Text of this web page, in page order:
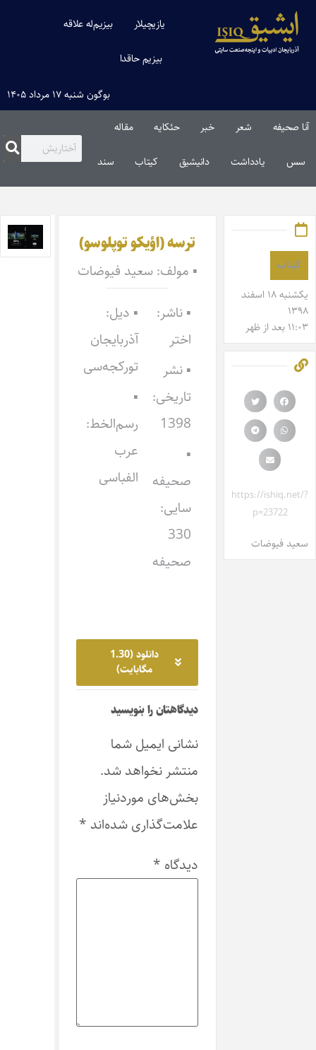
یازیچیلار بیزیم‌له علاقه
بیزیم حاقدا
بوگون شنبه ۱۷ مرداد ۱۴۰۵
آنا صحیفه شعر خبر حئکایه مقاله‌
سس یادداشت دانیشیق کیتاب سند
کیتاب
یکشنبه ۱۸ اسفند
۱۳۹۸
۱۱:۰۳ بعد از ظهر
https://ishiq.net/?
p=23722
سعید فیوضات
ترسه (اؤیکو توپلوسو)
▪ مولف: سعید فیوضات
▪ ناشر:
اختر
▪ نشر
تاریخی:
1398
▪
صحیفه
سایی:
330
صحیفه
▪ دیل:
آذربایجان
تورکجه‌سی
▪
رسم‌الخط:
عرب
الفباسی
دانلود (1.30
مگابایت)
دیدگاهتان را بنویسید
نشانی ایمیل شما
منتشر نخواهد شد.
بخش‌های موردنیاز
علامت‌گذاری شده‌اند *
دیدگاه *